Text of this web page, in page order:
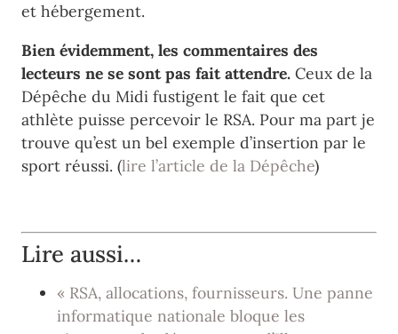
et hébergement.
Bien évidemment, les commentaires des
lecteurs ne se sont pas fait attendre. Ceux de la
Dépêche du Midi fustigent le fait que cet
athlète puisse percevoir le RSA. Pour ma part je
trouve qu’est un bel exemple d’insertion par le
sport réussi. (lire l’article de la Dépêche)
Lire aussi…
« RSA, allocations, fournisseurs. Une panne
informatique nationale bloque les